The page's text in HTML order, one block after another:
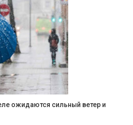
ожидаются сильный ветер и